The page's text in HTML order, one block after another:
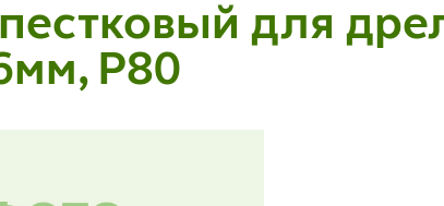
для
P80